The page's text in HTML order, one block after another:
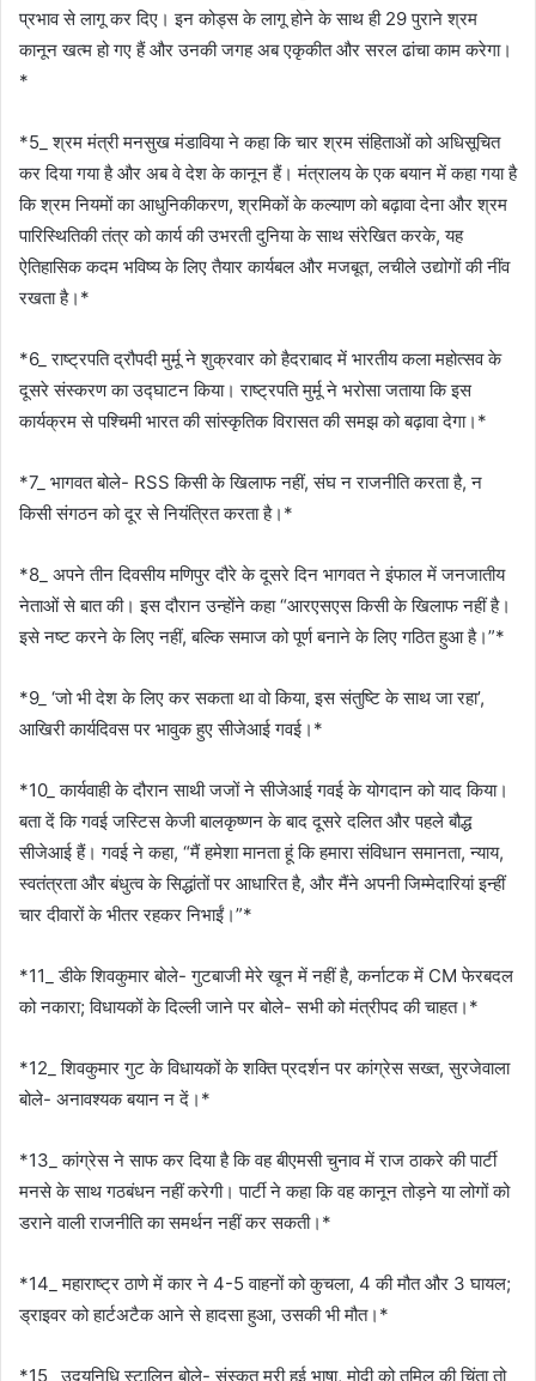
प्रभाव से लागू कर दिए। इन कोड्स के लागू होने के साथ ही 29 पुराने श्रम
कानून खत्म हो गए हैं और उनकी जगह अब एकृकीत और सरल ढांचा काम करेगा।
*
*5_ श्रम मंत्री मनसुख मंडाविया ने कहा कि चार श्रम संहिताओं को अधिसूचित
कर दिया गया है और अब वे देश के कानून हैं। मंत्रालय के एक बयान में कहा गया है
कि श्रम नियमों का आधुनिकीकरण, श्रमिकों के कल्याण को बढ़ावा देना और श्रम
पारिस्थितिकी तंत्र को कार्य की उभरती दुनिया के साथ संरेखित करके, यह
ऐतिहासिक कदम भविष्य के लिए तैयार कार्यबल और मजबूत, लचीले उद्योगों की नींव
रखता है।*
*6_ राष्ट्रपति द्रौपदी मुर्मू ने शुक्रवार को हैदराबाद में भारतीय कला महोत्सव के
दूसरे संस्करण का उद्घाटन किया। राष्ट्रपति मुर्मू ने भरोसा जताया कि इस
कार्यक्रम से पश्चिमी भारत की सांस्कृतिक विरासत की समझ को बढ़ावा देगा।*
*7_ भागवत बोले- RSS किसी के खिलाफ नहीं, संघ न राजनीति करता है, न
किसी संगठन को दूर से नियंत्रित करता है।*
*8_ अपने तीन दिवसीय मणिपुर दौरे के दूसरे दिन भागवत ने इंफाल में जनजातीय
नेताओं से बात की। इस दौरान उन्होंने कहा “आरएसएस किसी के खिलाफ नहीं है।
इसे नष्ट करने के लिए नहीं, बल्कि समाज को पूर्ण बनाने के लिए गठित हुआ है।”*
*9_ ‘जो भी देश के लिए कर सकता था वो किया, इस संतुष्टि के साथ जा रहा’,
आखिरी कार्यदिवस पर भावुक हुए सीजेआई गवई।*
*10_ कार्यवाही के दौरान साथी जजों ने सीजेआई गवई के योगदान को याद किया।
बता दें कि गवई जस्टिस केजी बालकृष्णन के बाद दूसरे दलित और पहले बौद्ध
सीजेआई हैं। गवई ने कहा, “मैं हमेशा मानता हूं कि हमारा संविधान समानता, न्याय,
स्वतंत्रता और बंधुत्व के सिद्धांतों पर आधारित है, और मैंने अपनी जिम्मेदारियां इन्हीं
चार दीवारों के भीतर रहकर निभाईं।”*
*11_ डीके शिवकुमार बोले- गुटबाजी मेरे खून में नहीं है, कर्नाटक में CM फेरबदल
को नकारा; विधायकों के दिल्ली जाने पर बोले- सभी को मंत्रीपद की चाहत।*
*12_ शिवकुमार गुट के विधायकों के शक्ति प्रदर्शन पर कांग्रेस सख्त, सुरजेवाला
बोले- अनावश्यक बयान न दें।*
*13_ कांग्रेस ने साफ कर दिया है कि वह बीएमसी चुनाव में राज ठाकरे की पार्टी
मनसे के साथ गठबंधन नहीं करेगी। पार्टी ने कहा कि वह कानून तोड़ने या लोगों को
डराने वाली राजनीति का समर्थन नहीं कर सकती।*
*14_ महाराष्ट्र ठाणे में कार ने 4-5 वाहनों को कुचला, 4 की मौत और 3 घायल;
ड्राइवर को हार्टअटैक आने से हादसा हुआ, उसकी भी मौत।*
*15_ उदयनिधि स्टालिन बोले- संस्कृत मरी हुई भाषा, मोदी को तमिल की चिंता तो